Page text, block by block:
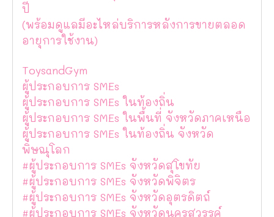
ปี
(พร้อมดูแลมีอะไหล่บริการหลังการขายตลอด
อายุการใช้งาน)
ToysandGym
ผู้ประกอบการ SMEs
ผู้ประกอบการ SMEs ในท้องถิ่น
ผู้ประกอบการ SMEs ในพื้นที่ จังหวัดภาคเหนือ
ผู้ประกอบการ SMEs ในท้องถิ่น จังหวัด
พิษณุโลก
#ผู้ประกอบการ SMEs จังหวัดสุโขทัย
#ผู้ประกอบการ SMEs จังหวัดพิจิตร
#ผู้ประกอบการ SMEs จังหวัดอุตรดิตถ์
#ผู้ประกอบการ SMEs จังหวัดนครสวรรค์